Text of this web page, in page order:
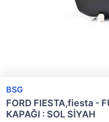
BSG
FORD FIESTA,fiesta -
KAPAĞI : SOL SİYAH